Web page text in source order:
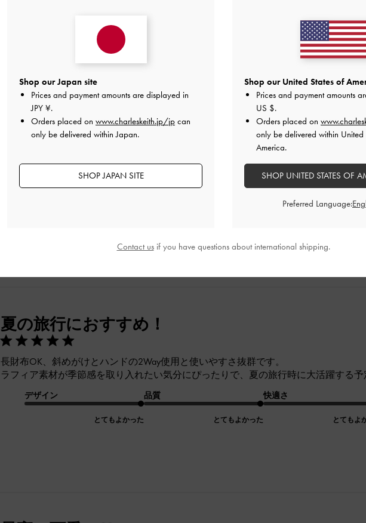
春夏に
店舗で一目惚れして購入しました。
スマホ、財布、ハンカチ、小さめポーチは余裕で入ります。ハンドバッグとしても
いです。型崩れもせず、買って良かったです。
デザイン 品質 快適さ
夏の旅行におすすめ！
長財布OK、斜めがけとハンドの2Way使用と使いやすさ抜群です。
ラフィア素材が季節感を取り入れたい気分にぴったりで、夏の旅行時に大活躍する予
デザイン
とてもよかった
品質
とてもよかった
快適さ
とてもよ
Shop our Japan site
Prices and payment amounts are displayed in
JPY ¥.
Orders placed on www.charleskeith.jp/jp can
only be delivered within Japan.
SHOP JAPAN SITE
Shop our United States of
Prices and payment amounts
US $.
Orders placed on
only be delivered within United
America.
SHOP UNITED STATES OF
Preferred Language:
Contact usif you have questions about international shipping.